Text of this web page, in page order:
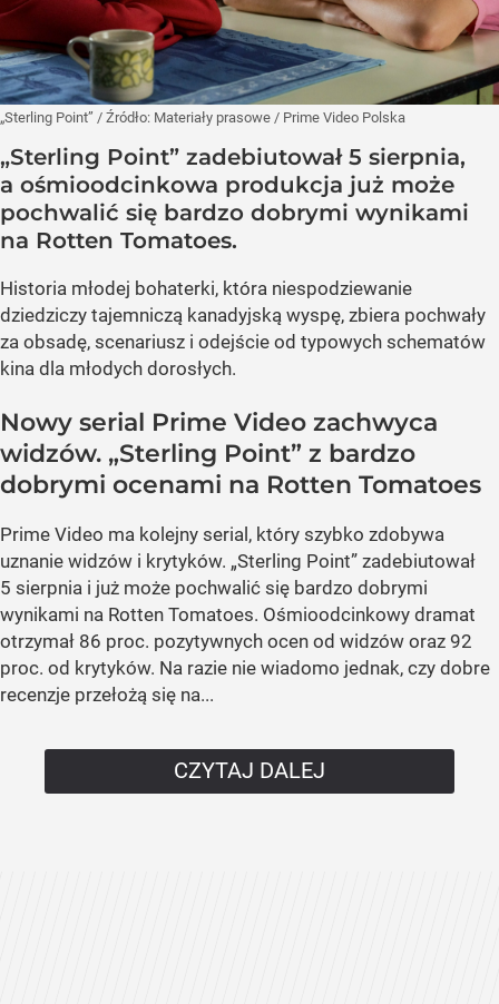
„Sterling Point” / Źródło: Materiały prasowe / Prime Video Polska
„Sterling Point” zadebiutował 5 sierpnia,
a ośmioodcinkowa produkcja już może
pochwalić się bardzo dobrymi wynikami
na Rotten Tomatoes.
Historia młodej bohaterki, która niespodziewanie
dziedziczy tajemniczą kanadyjską wyspę, zbiera pochwały
za obsadę, scenariusz i odejście od typowych schematów
kina dla młodych dorosłych.
Nowy serial Prime Video zachwyca
widzów. „Sterling Point” z bardzo
dobrymi ocenami na Rotten Tomatoes
Prime Video ma kolejny serial, który szybko zdobywa
uznanie widzów i krytyków. „Sterling Point” zadebiutował
5 sierpnia i już może pochwalić się bardzo dobrymi
wynikami na Rotten Tomatoes. Ośmioodcinkowy dramat
otrzymał 86 proc. pozytywnych ocen od widzów oraz 92
proc. od krytyków. Na razie nie wiadomo jednak, czy dobre
recenzje przełożą się na...
CZYTAJ DALEJ